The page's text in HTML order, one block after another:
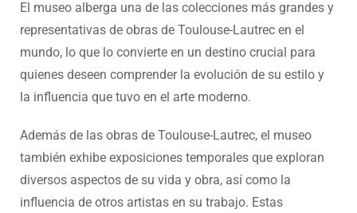
El museo alberga una de las colecciones más grandes y
representativas de obras de Toulouse-Lautrec en el
mundo, lo que lo convierte en un destino crucial para
quienes deseen comprender la evolución de su estilo y
la influencia que tuvo en el arte moderno.
Además de las obras de Toulouse-Lautrec, el museo
también exhibe exposiciones temporales que exploran
diversos aspectos de su vida y obra, así como la
influencia de otros artistas en su trabajo. Estas